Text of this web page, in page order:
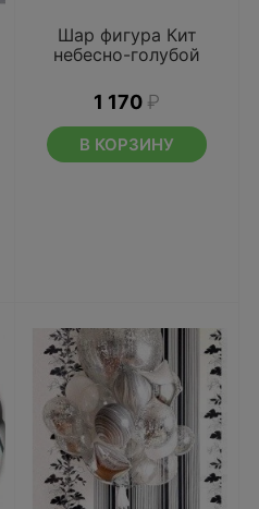
Шар фигура Кит
небесно-голубой
1 170 ₽
В КОРЗИНУ